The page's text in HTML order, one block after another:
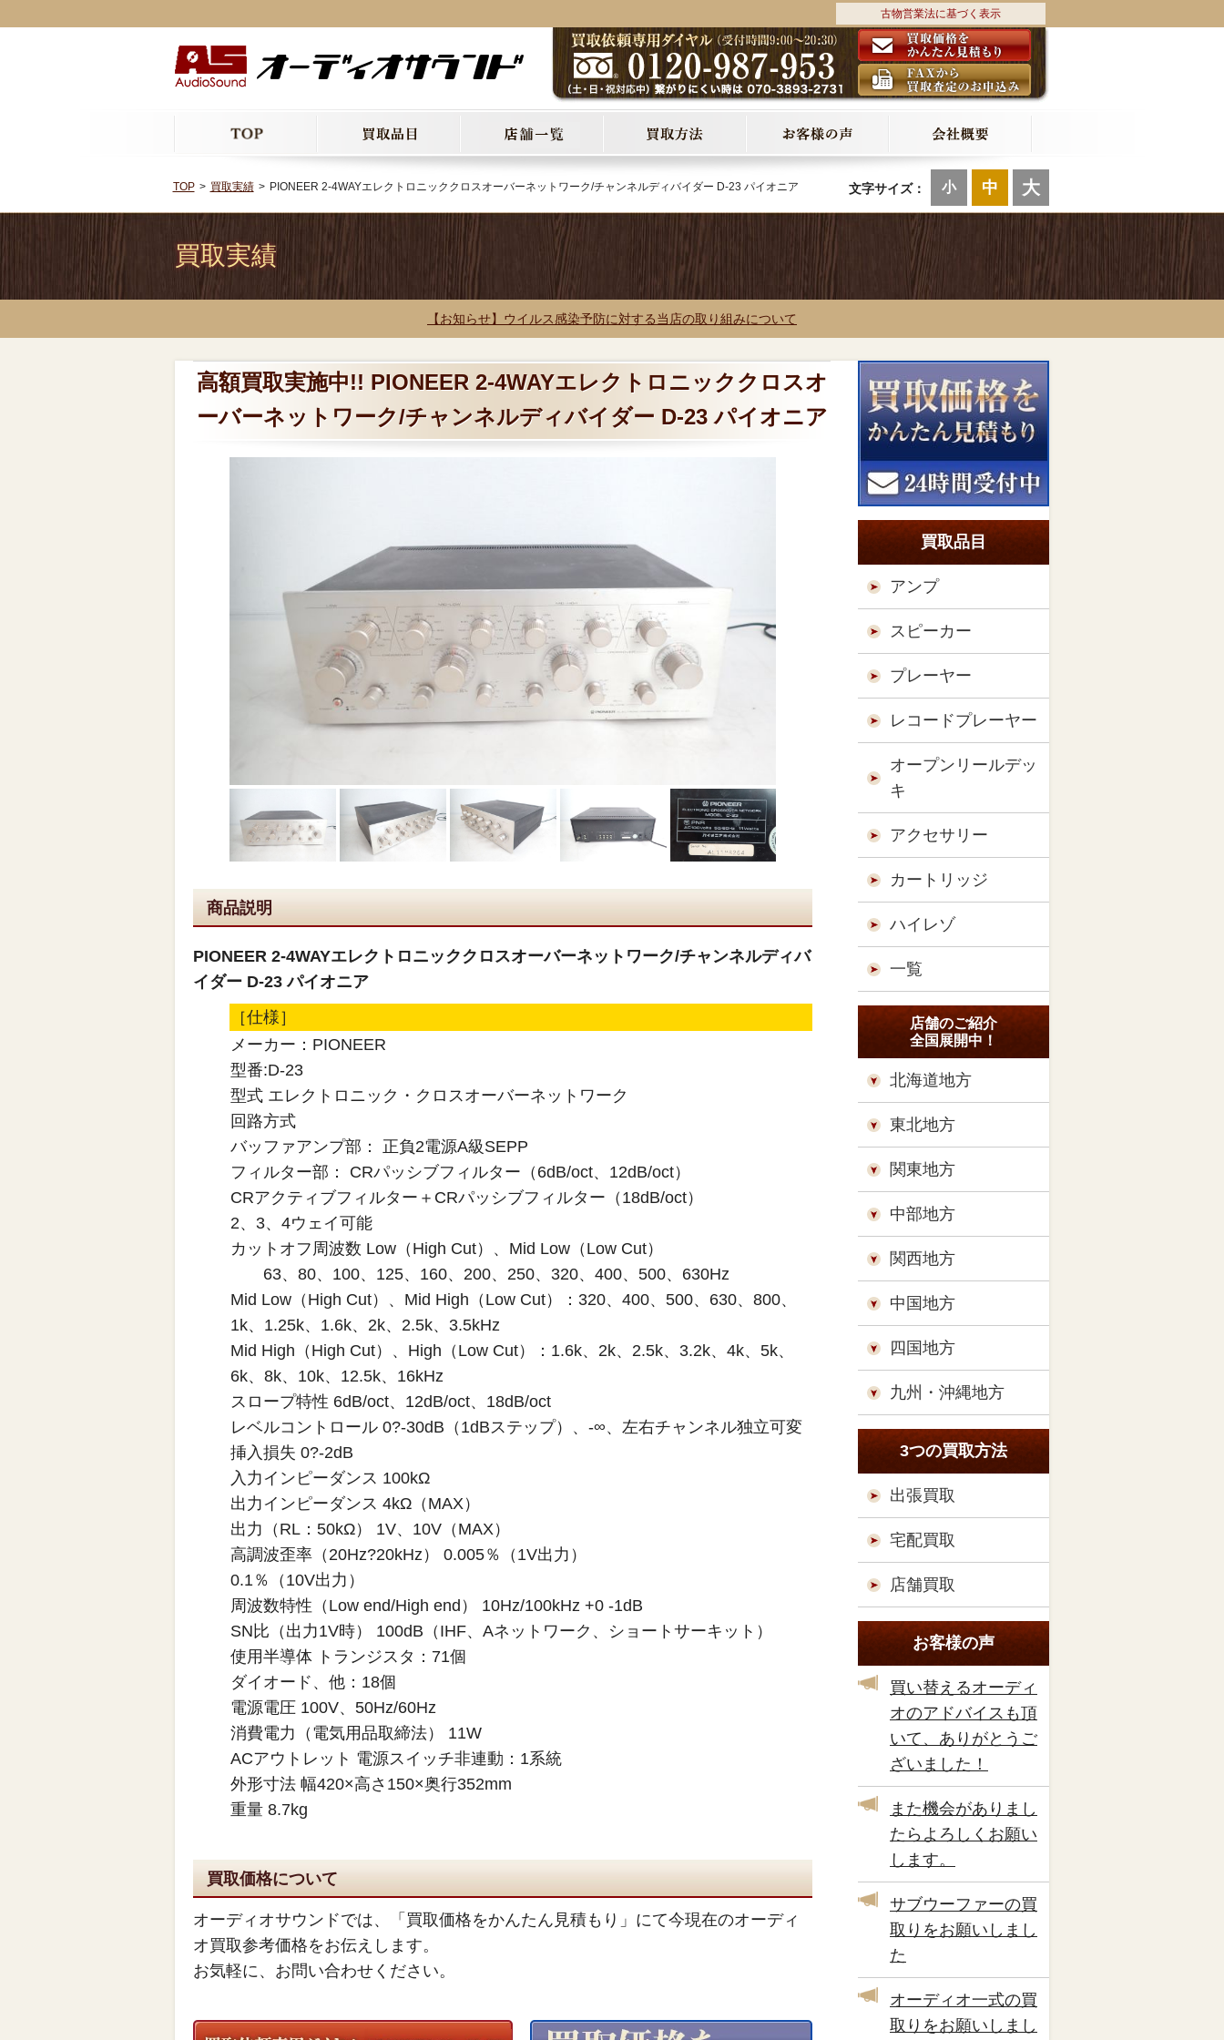
古物営業法に基づく表示
文字サイズ： 小 中 大
TOP 買取実績 PIONEER 2-4WAYエレクトロニッククロスオーバーネットワーク/チャンネルディバイダー D-23 パイオニア
買取実績
【お知らせ】ウイルス感染予防に対する当店の取り組みについて
高額買取実施中!! PIONEER 2-4WAYエレクトロニッククロスオ
ーバーネットワーク/チャンネルディバイダー D-23 パイオニア
商品説明
PIONEER 2-4WAYエレクトロニッククロスオーバーネットワーク/チャンネルディバ
イダー D-23 パイオニア
［仕様］
メーカー：PIONEER
型番:D-23
型式 エレクトロニック・クロスオーバーネットワーク
回路方式
バッファアンプ部： 正負2電源A級SEPP
フィルター部： CRパッシブフィルター（6dB/oct、12dB/oct）
CRアクティブフィルター＋CRパッシブフィルター（18dB/oct）
2、3、4ウェイ可能
カットオフ周波数 Low（High Cut）、Mid Low（Low Cut）
63、80、100、125、160、200、250、320、400、500、630Hz
Mid Low（High Cut）、Mid High（Low Cut）：320、400、500、630、800、
1k、1.25k、1.6k、2k、2.5k、3.5kHz
Mid High（High Cut）、High（Low Cut）：1.6k、2k、2.5k、3.2k、4k、5k、
6k、8k、10k、12.5k、16kHz
スロープ特性 6dB/oct、12dB/oct、18dB/oct
レベルコントロール 0?-30dB（1dBステップ）、-∞、左右チャンネル独立可変
挿入損失 0?-2dB
入力インピーダンス 100kΩ
出力インピーダンス 4kΩ（MAX）
出力（RL：50kΩ） 1V、10V（MAX）
高調波歪率（20Hz?20kHz） 0.005％（1V出力）
0.1％（10V出力）
周波数特性（Low end/High end） 10Hz/100kHz +0 -1dB
SN比（出力1V時） 100dB（IHF、Aネットワーク、ショートサーキット）
使用半導体 トランジスタ：71個
ダイオード、他：18個
電源電圧 100V、50Hz/60Hz
消費電力（電気用品取締法） 11W
ACアウトレット 電源スイッチ非連動：1系統
外形寸法 幅420×高さ150×奥行352mm
重量 8.7kg
買取価格について
オーディオサウンドでは、「買取価格をかんたん見積もり」にて今現在のオーディ
オ買取参考価格をお伝えします。
お気軽に、お問い合わせください。
買取品目
アンプ
スピーカー
プレーヤー
レコードプレーヤー
オープンリールデッ
キ
アクセサリー
カートリッジ
ハイレゾ
一覧
店舗のご紹介
全国展開中！
北海道地方
東北地方
関東地方
中部地方
関西地方
中国地方
四国地方
九州・沖縄地方
3つの買取方法
出張買取
宅配買取
店舗買取
お客様の声
買い替えるオーディ
オのアドバイスも頂
いて、ありがとうご
ざいました！
また機会がありまし
たらよろしくお願い
します。
サブウーファーの買
取りをお願いしまし
た
オーディオ一式の買
取りをお願いしまし